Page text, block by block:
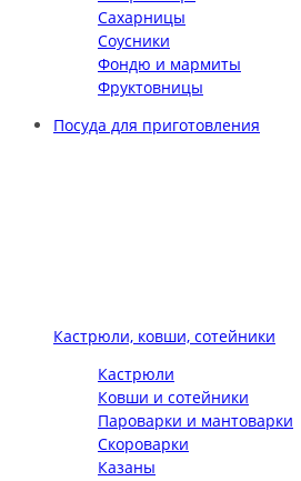
Сахарницы
Соусники
Фондю и мармиты
Фруктовницы
Посуда для приготовления
Кастрюли, ковши, сотейники
Кастрюли
Ковши и сотейники
Пароварки и мантоварки
Скороварки
Казаны